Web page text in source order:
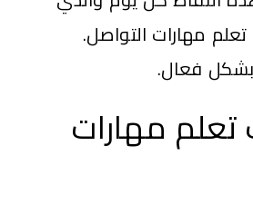
مهارات التواصل.
بشكل فعال.
مهارات